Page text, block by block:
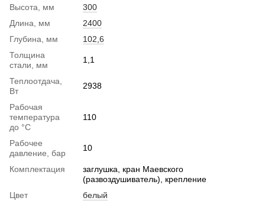
Высота, мм
300
Длина, мм
2400
Глубина, мм
102,6
Толщина
стали, мм
1,1
Теплоотдача,
Вт
2938
Рабочая
температура
до °С
110
Рабочее
давление, бар
10
Комплектация
заглушка, кран Маевского
(развоздушиватель), крепление
Цвет
белый